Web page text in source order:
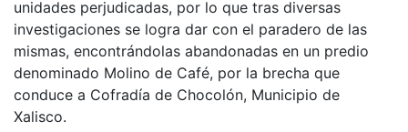
unidades perjudicadas, por lo que tras diversas
investigaciones se logra dar con el paradero de las
mismas, encontrándolas abandonadas en un predio
denominado Molino de Café, por la brecha que
conduce a Cofradía de Chocolón, Municipio de
Xalisco.